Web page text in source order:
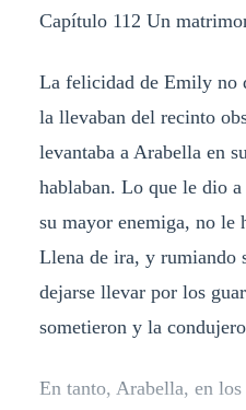
Capítulo 112 Un
La felicidad de Emily no
la llevaban del recinto
levantaba a Arabella en
hablaban. Lo que le dio a
su mayor enemiga, no le
Llena de ira, y rumiando
dejarse llevar por los
sometieron y la
En tanto, Arabella, en